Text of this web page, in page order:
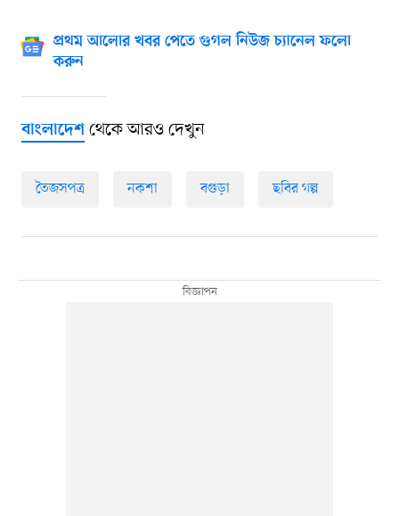
প্রথম আলোর খবর পেতে গুগল নিউজ চ্যানেল ফলো
করুন
বাংলাদেশথেকে আরও দেখুন
তৈজসপত্র নকশা বগুড়া ছবির গল্প